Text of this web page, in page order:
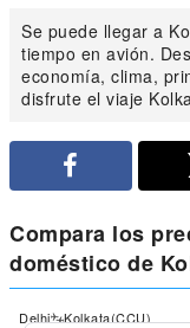
Se puede llegar a
tiempo en avión.
economía, clima,
disfrute el viaje
Compara los
doméstico de
Delhi Kolkata(CCU)